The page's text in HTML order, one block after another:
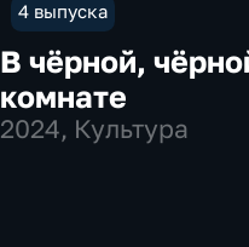
4 выпуска
В чёрной,
комнате
2024, Культура